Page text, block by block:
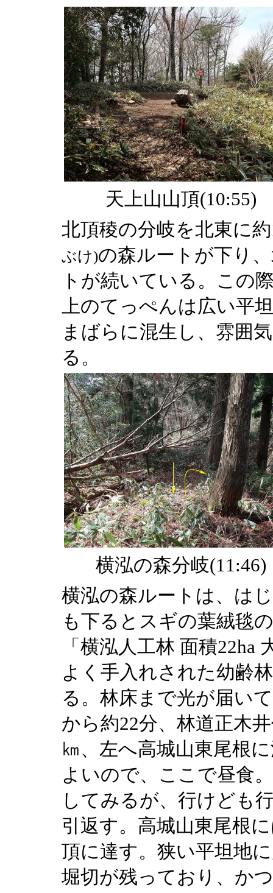
天上山山頂(10:55)
北頂稜の分岐を北東に
ぶけ)の森ルートが下り
トが続いている。この
上のてっぺんは広い平
まばらに混生し、雰囲
る。
横泓の森分岐(11:46)
横泓の森ルートは、は
も下るとスギの葉絨毯
「横泓人工林 面積22ha
よく手入れされた幼齢
る。林床まで光が届い
から約22分、林道正木
㎞、左へ高城山東尾根
よいので、ここで昼食
してみるが、行けども
引返す。高城山東尾根
頂に達す。狭い平坦地
堀切が残っており、か